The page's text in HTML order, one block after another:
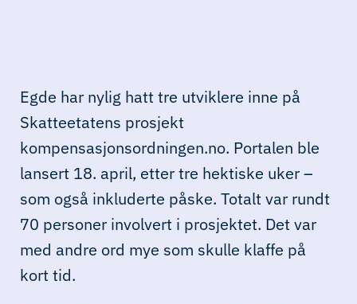
Egde har nylig hatt tre utviklere inne på
Skatteetatens prosjekt
kompensasjonsordningen.no. Portalen ble
lansert 18. april, etter tre hektiske uker –
som også inkluderte påske. Totalt var rundt
70 personer involvert i prosjektet. Det var
med andre ord mye som skulle klaffe på
kort tid.